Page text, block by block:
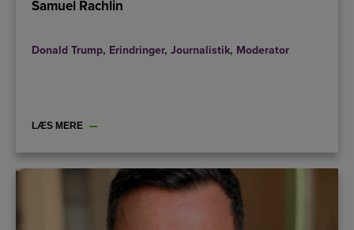
Samuel Rachlin
Donald Trump, Erindringer, Journalistik, Moderator
LÆS MERE